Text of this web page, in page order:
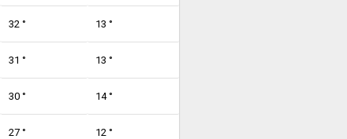
32 ° 13 °
31 ° 13 °
30 ° 14 °
27 ° 12 °